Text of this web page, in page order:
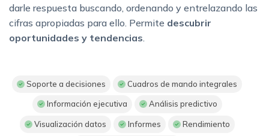
darle respuesta buscando, ordenando y entrelazando las
cifras apropiadas para ello. Permite descubrir
oportunidades y tendencias
Soporte a decisiones Cuadros de mando integrales
Información ejecutiva Análisis predictivo
Visualización datos Informes Rendimiento